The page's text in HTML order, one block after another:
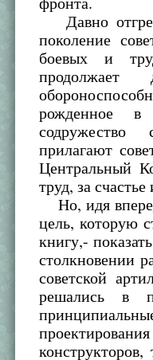
Давно
поколение
боевых и
рожденное в
прилагают
Центральный
труд, за
Но, идя
цель, которую
книгу,-
столкновении
советской
решались в